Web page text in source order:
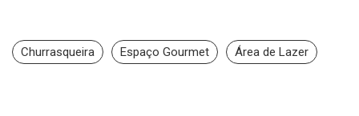
Churrasqueira Espaço Gourmet Área de Lazer